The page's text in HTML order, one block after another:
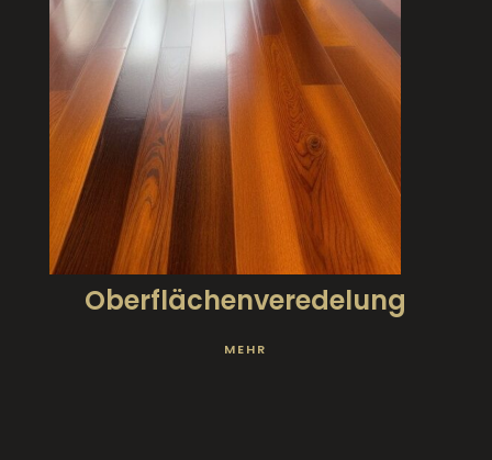
Oberflächenveredelung
MEHR